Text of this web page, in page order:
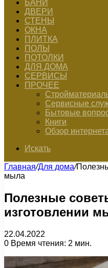
БАНИ
ДВЕРИ
СТЕНЫ
ОКНА
ПЛИТКА
ПОЛЫ
ПОТОЛКИ
ДЛЯ ДОМА
СЕРВИСЫ
ПРОЧЕЕ
Сервисные
Бытовые
Книги
Обзор
Искать
Главная/Для дома/
мыла
Полезные
изготовлении
22.04.2022
0 Время чтения: 2 мин.